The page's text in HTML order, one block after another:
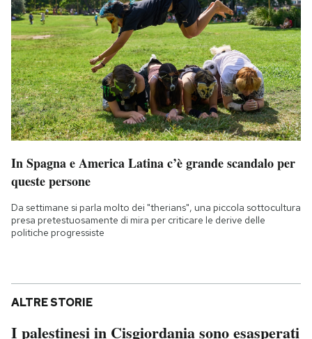
In Spagna e America Latina c’è grande scandalo per
queste persone
Da settimane si parla molto dei "therians", una piccola sottocultura
presa pretestuosamente di mira per criticare le derive delle
politiche progressiste
ALTRE STORIE
I palestinesi in Cisgiordania sono esasperati